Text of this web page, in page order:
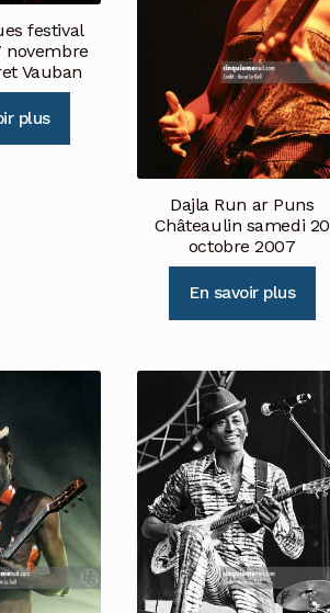
festival
novembre
Vauban
plus
Dajla Run ar Puns
Châteaulin samedi 20
octobre 2007
En savoir plus